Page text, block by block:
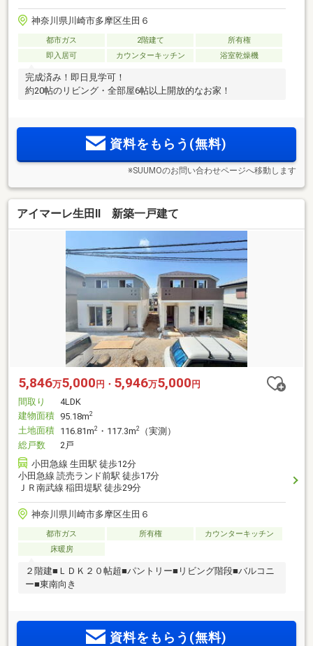
神奈川県川崎市多摩区生田６
都市ガス 2階建て
所有権
即入居可
カウンターキッチン 浴室乾燥機
完成済み！即日見学可！
約20帖のリビング・全部屋6帖以上開放的なお家！
資料をもらう(無料)
※SUUMOのお問い合わせページへ移動します
アイマーレ生田II 新築一戸建て
5,846万5,000円・ 5,946万5,000円
間取り
4LDK
建物面積 95.18m2
土地面積 116.81m2 ・117.3m2
（実測）
総戸数
2戸
小田急線 生田駅 徒歩12分
小田急線 読売ランド前駅 徒歩17分
ＪＲ南武線 稲田堤駅 徒歩29分
神奈川県川崎市多摩区生田６
都市ガス 所有権
カウンターキッチン
床暖房
２階建■ＬＤＫ２０帖超■パントリー■リビング階段■バルコニ
ー■東南向き
資料をもらう(無料)